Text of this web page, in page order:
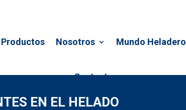
Productos Nosotros Mundo Heladero
Contacto
EN EL HELADO